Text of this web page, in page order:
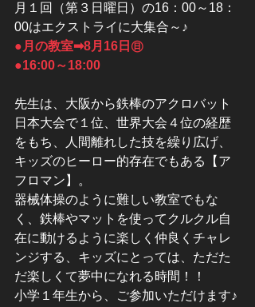
月１回（第３日曜日）の16：00～18：
00はエクストライに大集合～♪
●月の教室➡8月16日㊐
●16:00～18:00
先生は、大阪から鉄棒のアクロバット
日本大会で１位、世界大会４位の経歴
をもち、人間離れした技を繰り広げ、
キッズのヒーロー的存在でもある【ア
フロマン】。
器械体操のように難しい教室でもな
く、鉄棒やマットを使ってクルクル自
在に動けるように楽しく仲良くチャレ
ンジする、キッズにとっては、ただた
だ楽しくて夢中になれる時間！！
小学１年生から、ご参加いただけます♪